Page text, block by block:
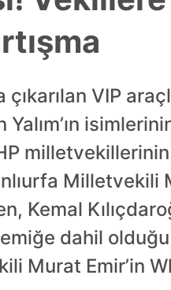
çıkarılan VIP
Milletvekili
dahil olduğu
Murat Emir’in